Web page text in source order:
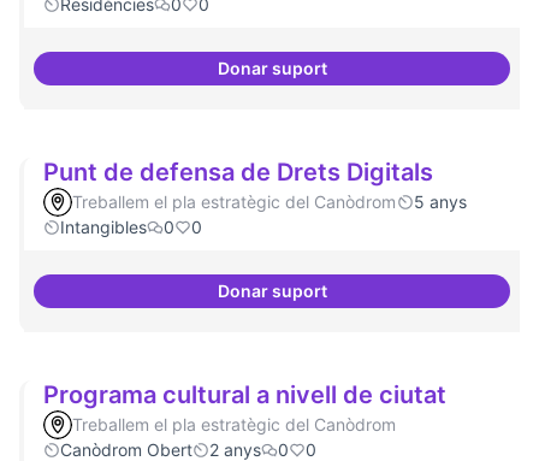
Residències
0 0
Donar suport20 projectes residents
Punt de defensa de Drets Digitals
Treballem el pla estratègic del Canòdrom
5 anys
Intangibles
0 0
Donar suportPunt de defensa de Drets
Programa cultural a nivell de ciutat
Treballem el pla estratègic del Canòdrom
Canòdrom Obert
2 anys 0 0